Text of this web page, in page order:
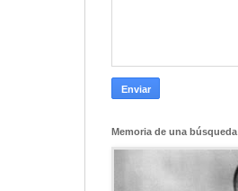
Memoria de una búsqueda